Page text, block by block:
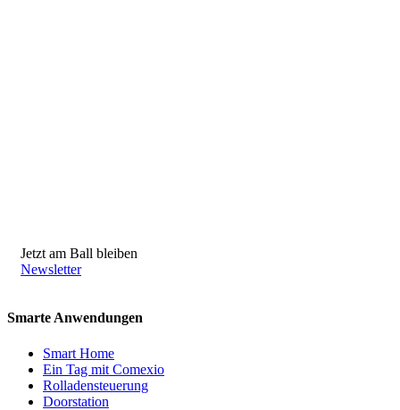
Jetzt am Ball bleiben
Newsletter
Smarte Anwendungen
Smart Home
Ein Tag mit Comexio
Rolladensteuerung
Doorstation